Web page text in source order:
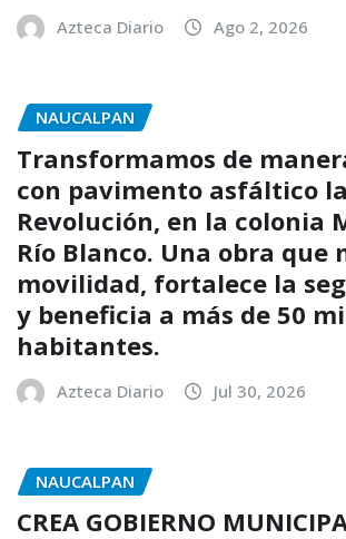
Azteca Diario Ago 2, 2026
NAUCALPAN
Transformamos de
con pavimento asfáltico
Revolución, en la colonia
Río Blanco. Una obra que
movilidad, fortalece la
y beneficia a más de 50
habitantes.
Azteca Diario Jul 30, 2026
NAUCALPAN
CREA GOBIERNO